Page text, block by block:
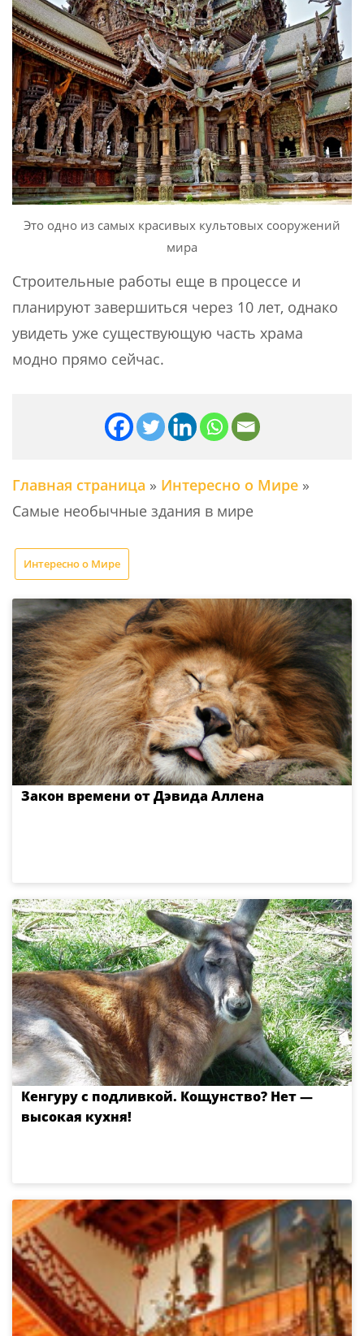
Это одно из самых красивых культовых сооружений
мира
Строительные работы еще в процессе и
планируют завершиться через 10 лет, однако
увидеть уже существующую часть храма
модно прямо сейчас.
Главная страница » Интересно о Мире »
Самые необычные здания в мире
Интересно о Мире
Закон времени от Дэвида Аллена
Кенгуру с подливкой. Кощунство? Нет —
высокая кухня!